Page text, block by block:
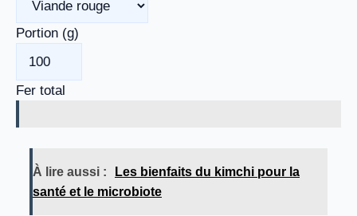
Portion (g)
Fer total
À lire aussi :
Les bienfaits du kimchi pour la
santé et le microbiote